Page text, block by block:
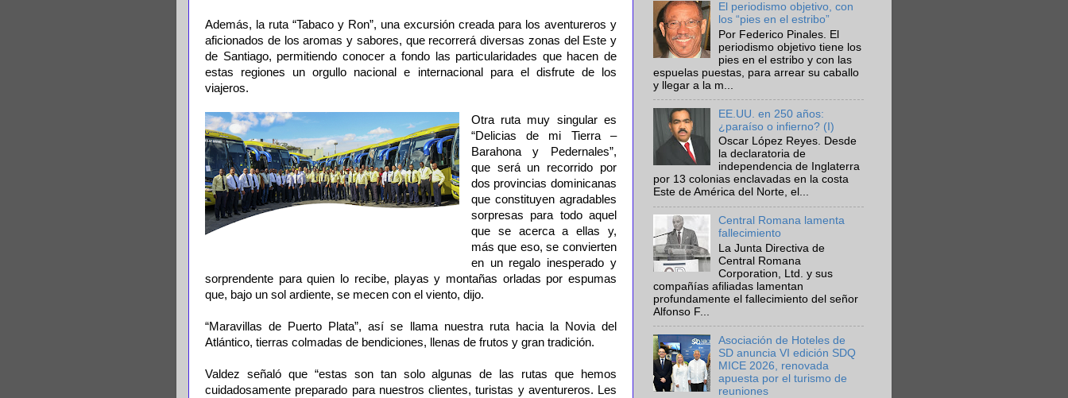
Además, la ruta “Tabaco y Ron”, una excursión creada para los aventureros y
aficionados de los aromas y sabores, que recorrerá diversas zonas del Este y
de Santiago, permitiendo conocer a fondo las particularidades que hacen de
estas regiones un orgullo nacional e internacional para el disfrute de los
viajeros.
Otra ruta muy singular es
“Delicias de mi Tierra –
Barahona y Pedernales”,
que será un recorrido por
dos provincias dominicanas
que constituyen agradables
sorpresas para todo aquel
que se acerca a ellas y,
más que eso, se convierten
en un regalo inesperado y
sorprendente para quien lo recibe, playas y montañas orladas por espumas
que, bajo un sol ardiente, se mecen con el viento, dijo.
“Maravillas de Puerto Plata”, así se llama nuestra ruta hacia la Novia del
Atlántico, tierras colmadas de bendiciones, llenas de frutos y gran tradición.
Valdez señaló que “estas son tan solo algunas de las rutas que hemos
cuidadosamente preparado para nuestros clientes, turistas y aventureros. Les
El periodismo objetivo, con
los “pies en el estribo”
Por Federico Pinales. El
periodismo objetivo tiene los
pies en el estribo y con las
espuelas puestas, para arrear su caballo
y llegar a la m...
EE.UU. en 250 años:
¿paraíso o infierno? (I)
Oscar López Reyes. Desde
la declaratoria de
independencia de Inglaterra
por 13 colonias enclavadas en la costa
Este de América del Norte, el...
Central Romana lamenta
fallecimiento
La Junta Directiva de
Central Romana
Corporation, Ltd. y sus
compañías afiliadas lamentan
profundamente el fallecimiento del señor
Alfonso F...
Asociación de Hoteles de
SD anuncia VI edición SDQ
MICE 2026, renovada
apuesta por el turismo de
reuniones